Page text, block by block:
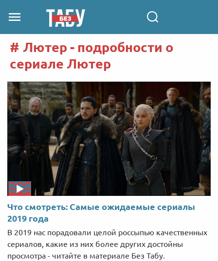
Лютер - подробности о
сериале Лютер
Что смотреть: Самые ожидаемые сериалы
2019 года
В 2019 нас порадовали целой россыпью качественных
сериалов, какие из них более других достойны
просмотра - читайте в материале Без Табу.